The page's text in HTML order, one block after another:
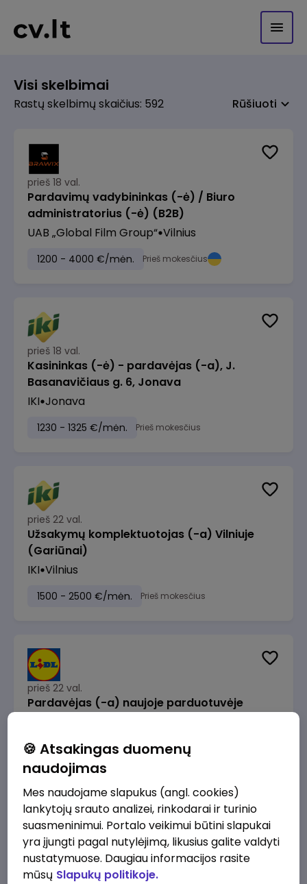
Visi skelbimai
Rastų skelbimų skaičius: 592 Rūšiuoti
prieš 18 val.
Pardavimų vadybininkas (-ė) / Biuro
administratorius (-ė) (B2B)
UAB „Global Film Group“ Vilnius
1200 - 4000 €/mėn. Prieš mokesčius
prieš 18 val.
Kasininkas (-ė) - pardavėjas (-a), J.
Basanavičiaus g. 6, Jonava
IKI Jonava
1230 - 1325 €/mėn. Prieš mokesčius
prieš 22 val.
Užsakymų komplektuotojas (-a) Vilniuje
(Gariūnai)
IKI Vilnius
1500 - 2500 €/mėn. Prieš mokesčius
prieš 22 val.
Pardavėjas (-a) naujoje parduotuvėje
1715 - 2170 €/mėn.
prieš 22 val.
Darbo užmokesčio buhalteris(ė)
🍪 Atsakingas duomenų
naudojimas
Mes naudojame slapukus (angl. cookies)
lankytojų srauto analizei, rinkodarai ir turinio
suasmeninimui. Portalo veikimui būtini slapukai
yra įjungti pagal nutylėjimą, likusius galite valdyti
nustatymuose. Daugiau informacijos rasite
mūsų Slapukų politikoje.